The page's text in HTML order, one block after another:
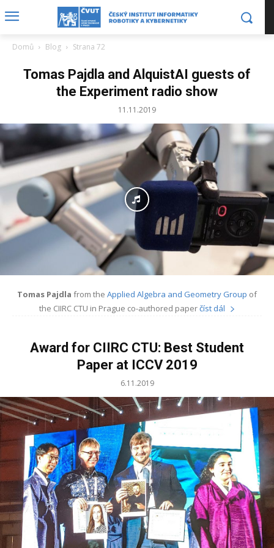
Domů Blog Strana 72
Tomas Pajdla and AlquistAI guests of
the Experiment radio show
11.11.2019
Tomas Pajdla from the Applied Algebra and Geometry Group of
the CIIRC CTU in Prague co-authored paperčíst dál
Award for CIIRC CTU: Best Student
Paper at ICCV 2019
6.11.2019